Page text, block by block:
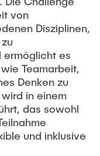
von
Disziplinen,
ermöglicht es
Teamarbeit,
Denken zu
in einem
das sowohl
und inklusive